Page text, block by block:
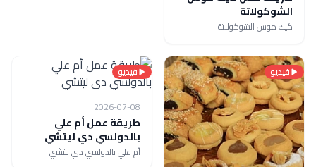
الشوكولاتة
كيك موس الشوكولاتة
فيديو فيديو
2026-07-08
طريقة عمل أم علي
بالدولسي دي ليتشي
أم علي بالدولسي دي ليتشي